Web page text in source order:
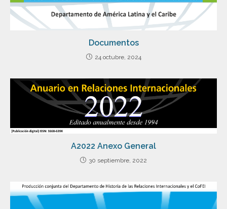
Documentos
24 octubre, 2024
A2022 Anexo General
30 septiembre, 2022